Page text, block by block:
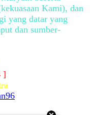
Kami), dan
yang datar yang
dan sumber-
]